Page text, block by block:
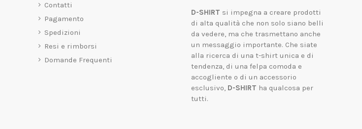
Contatti
Pagamento
Spedizioni
Resi e rimborsi
Domande Frequenti
D-SHIRT si impegna a creare prodotti
di alta qualità che non solo siano belli
da vedere, ma che trasmettano anche
un messaggio importante. Che siate
alla ricerca di una t-shirt unica e di
tendenza, di una felpa comoda e
accogliente o di un accessorio
esclusivo, D-SHIRT ha qualcosa per
tutti.